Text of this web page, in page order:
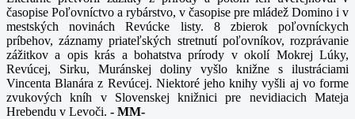
časopise Poľovníctvo a rybárstvo, v časopise pre mládež Domino i v
mestských novinách Revúcke listy. 8 zbierok poľovníckych
príbehov, záznamy priateľských stretnutí poľovníkov, rozprávanie
zážitkov a opis krás a bohatstva prírody v okolí Mokrej Lúky,
Revúcej, Sirku, Muránskej doliny vyšlo knižne s ilustráciami
Vincenta Blanára z Revúcej. Niektoré jeho knihy vyšli aj vo forme
zvukových kníh v Slovenskej knižnici pre nevidiacich Mateja
Hrebendu v Levoči. - MM-